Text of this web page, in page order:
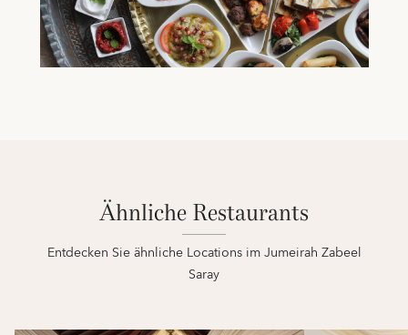
Ähnliche Restaurants
Entdecken Sie ähnliche Locations im Jumeirah Zabeel
Saray